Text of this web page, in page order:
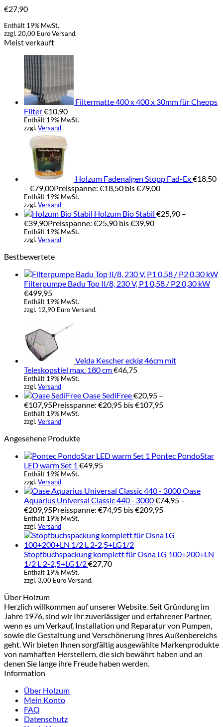
€27,90
Enthält 19% MwSt.
zzgl. 20,00 Euro Versand.
Meist verkauft
Filtermatte 400 x 400 x 30mm für Cheops
Filter€10,90
Enthält 19% MwSt.
zzgl. Versand
Holzum Fadenalgen Stopp Fad-Ex€18,50
– €79,00Preisspanne: €18,50 bis €79,00
Enthält 19% MwSt.
zzgl. Versand
Holzum Bio Stabil €25,90 –
€39,90Preisspanne: €25,90 bis €39,90
Enthält 19% MwSt.
zzgl. Versand
Bestbewertete
Filterpumpe Badu Top II/8, 230 V, P1 0,58 / P2 0,30 kW
€499,95
Enthält 19% MwSt.
zzgl. 12,90 Euro Versand.
Velda Kescher eckig 46cm mit
Teleskopstiel max. 180 cm€46,75
Enthält 19% MwSt.
zzgl. Versand
Oase SediFree€20,95 –
€107,95Preisspanne: €20,95 bis €107,95
Enthält 19% MwSt.
zzgl. Versand
Angesehene Produkte
Pontec PondoStar
LED warm Set 1 €49,95
Enthält 19% MwSt.
zzgl. Versand
Oase
Aquarius Universal Classic 440 - 3000€74,95 –
€209,95Preisspanne: €74,95 bis €209,95
Enthält 19% MwSt.
zzgl. Versand
Stopfbuchspackung komplett für Osna LG 100+200+LN
1/2 L 2-2,5+LG1/2€27,70
Enthält 19% MwSt.
zzgl. 3,00 Euro Versand.
Über Holzum
Herzlich willkommen auf unserer Website. Seit Gründung im
Jahre 1976, sind wir Ihr zuverlässiger und erfahrener Partner,
wenn es um Verkauf, Installation und Reparatur von Pumpen,
sowie die Gestaltung und Verschönerung Ihres Außenbereichs
geht. Wir bieten Ihnen sorgfältig ausgewählte Markenprodukte
von namhaften Herstellern, die sich bewährt haben und an
denen Sie lange ihre Freude haben werden.
Information
Über Holzum
Mein Konto
FAQ
Datenschutz